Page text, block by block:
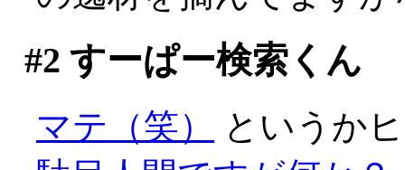
#2 すーぱー検索くん
マテ（笑）
というか